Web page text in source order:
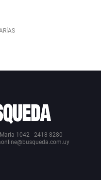
1042 - 2418 8280